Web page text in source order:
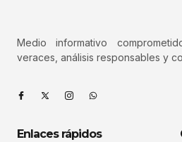
Medio informativo
veraces, análisis responsables y
Enlaces rápidos